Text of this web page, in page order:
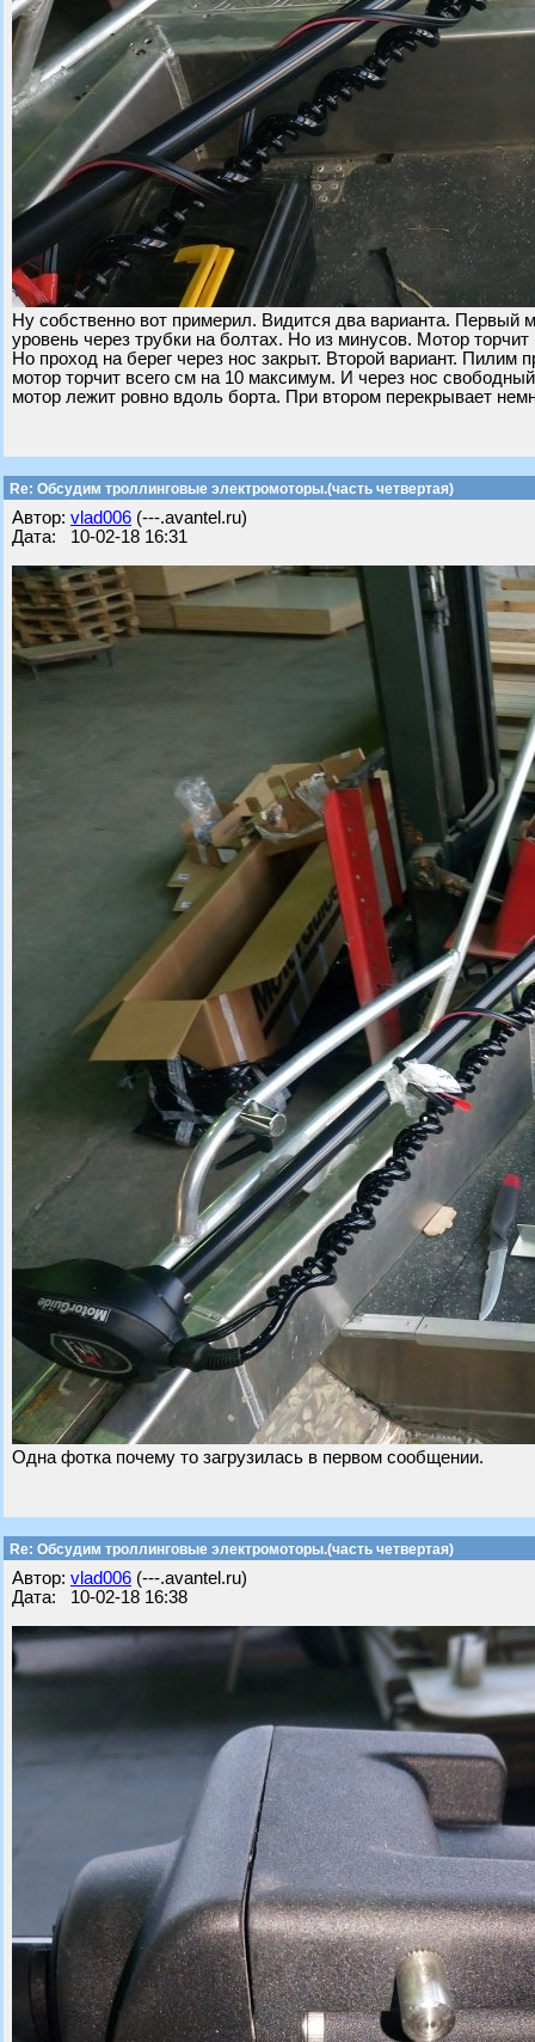
Ну собственно вот примерил. Видится два варианта.
уровень через трубки на болтах. Но из минусов. Мотор
Но проход на берег через нос закрыт. Второй вариант.
мотор торчит всего см на 10 максимум. И через нос
мотор лежит ровно вдоль борта. При втором перекрывает
Re: Обсудим троллинговые электромоторы.(часть четвертая)
Автор: vlad006 (---.avantel.ru)
Дата: 10-02-18 16:31
Одна фотка почему то загрузилась в первом сообщении.
Re: Обсудим троллинговые электромоторы.(часть четвертая)
Автор: vlad006 (---.avantel.ru)
Дата: 10-02-18 16:38